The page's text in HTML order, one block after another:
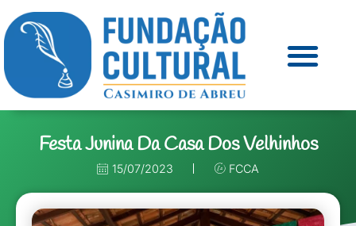
Festa Junina Da Casa Dos Velhinhos
15/07/2023 FCCA